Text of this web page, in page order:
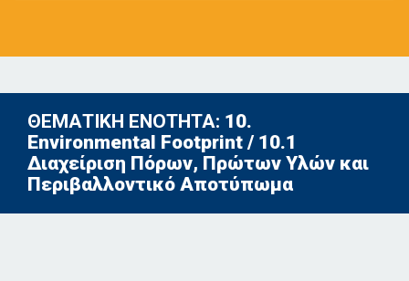
ΘΕΜΑΤΙΚΗ ΕΝΟΤΗΤΑ: 10.
Environmental Footprint / 10.1
Διαχείριση Πόρων, Πρώτων Υλών και
Περιβαλλοντικό Αποτύπωμα